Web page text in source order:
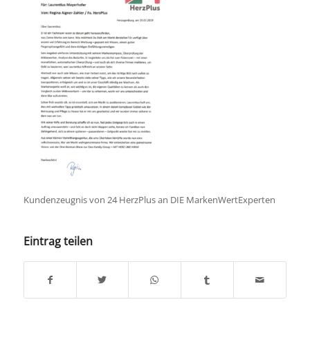
Kundenzeugnis von 24 HerzPlus an DIE MarkenWertExperten
Eintrag teilen